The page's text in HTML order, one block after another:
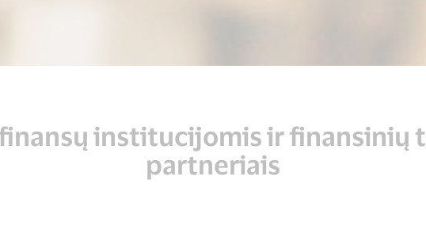
institucijomis ir finansinių
partneriais